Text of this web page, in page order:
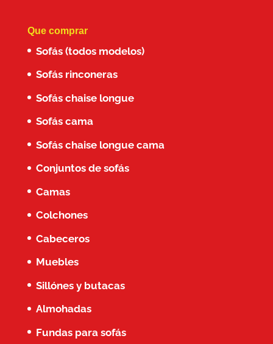
Que comprar
Sofás (todos modelos)
Sofás rinconeras
Sofás chaise longue
Sofás cama
Sofás chaise longue cama
Conjuntos de sofás
Camas
Colchones
Cabeceros
Muebles
Sillónes y butacas
Almohadas
Fundas para sofás